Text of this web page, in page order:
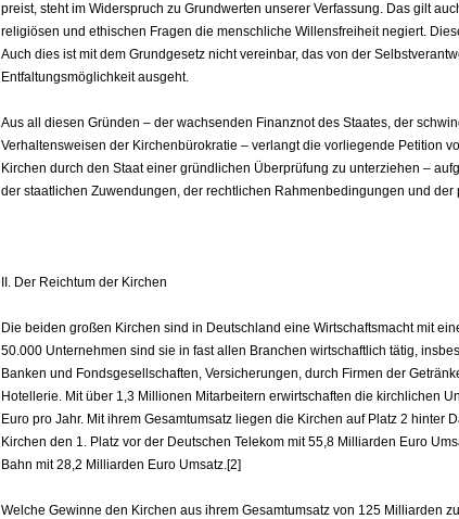
preist, steht im Widerspruch zu Grundwerten unserer Verfassung. Das gilt
religiösen und ethischen Fragen die menschliche Willensfreiheit negiert.
Auch dies ist mit dem Grundgesetz nicht vereinbar, das von der
Entfaltungsmöglichkeit ausgeht.
Aus all diesen Gründen – der wachsenden Finanznot des Staates, der
Verhaltensweisen der Kirchenbürokratie – verlangt die vorliegende Petition
Kirchen durch den Staat einer gründlichen Überprüfung zu unterziehen –
der staatlichen Zuwendungen, der rechtlichen Rahmenbedingungen und der
II. Der Reichtum der Kirchen
Die beiden großen Kirchen sind in Deutschland eine Wirtschaftsmacht mit
50.000 Unternehmen sind sie in fast allen Branchen wirtschaftlich tätig,
Banken und Fondsgesellschaften, Versicherungen, durch Firmen der
Hotellerie. Mit über 1,3 Millionen Mitarbeitern erwirtschaften die kirchlichen
Euro pro Jahr. Mit ihrem Gesamtumsatz liegen die Kirchen auf Platz 2
Kirchen den 1. Platz vor der Deutschen Telekom mit 55,8 Milliarden Euro
Bahn mit 28,2 Milliarden Euro Umsatz.[2]
Welche Gewinne den Kirchen aus ihrem Gesamtumsatz von 125 Milliarden